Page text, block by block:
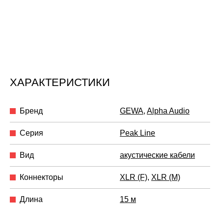
ХАРАКТЕРИСТИКИ
Бренд GEWA, Alpha Audio
Серия Peak Line
Вид акустические кабели
Коннекторы XLR (F), XLR (M)
Длина 15 м